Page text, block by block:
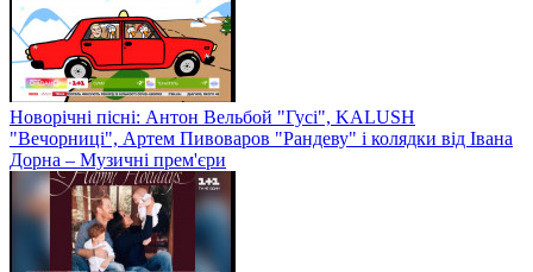
Новорічні пісні: Антон Вельбой "Гусі", KALUSH
"Вечорниці", Артем Пивоваров "Рандеву" і колядки від Івана
Дорна – Музичні прем'єри